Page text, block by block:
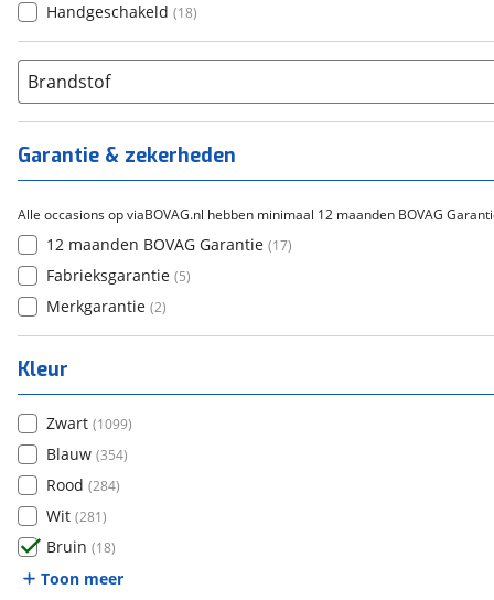
Handgeschakeld (18)
Brandstof
Garantie & zekerheden
Alle occasions op viaBOVAG.nl hebben minimaal 12 maanden BOVAG
12 maanden BOVAG Garantie (17)
Fabrieksgarantie (5)
Merkgarantie (2)
Kleur
Zwart (1099)
Blauw (354)
Rood (284)
Wit (281)
Bruin (18)
Toon meer